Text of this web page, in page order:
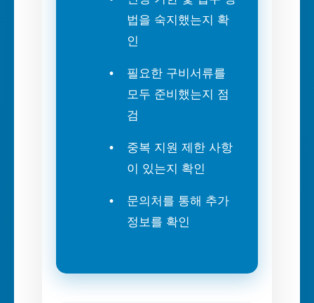
법을 숙지했는지 확
인
필요한 구비서류를
모두 준비했는지 점
검
중복 지원 제한 사항
이 있는지 확인
문의처를 통해 추가
정보를 확인